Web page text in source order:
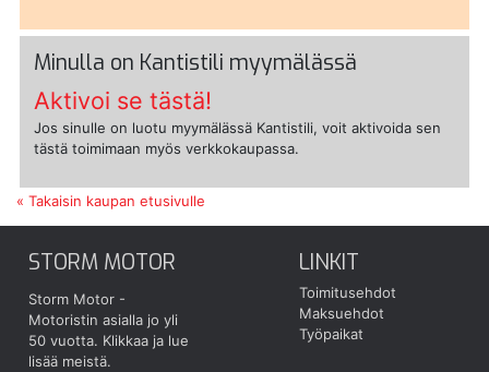
Minulla on Kantistili myymälässä
Aktivoi se tästä!
Jos sinulle on luotu myymälässä Kantistili, voit aktivoida sen
tästä toimimaan myös verkkokaupassa.
« Takaisin kaupan etusivulle
STORM MOTOR
Storm Motor -
Motoristin asialla jo yli
50 vuotta. Klikkaa ja lue
lisää meistä.
LINKIT
Toimitusehdot
Maksuehdot
Työpaikat